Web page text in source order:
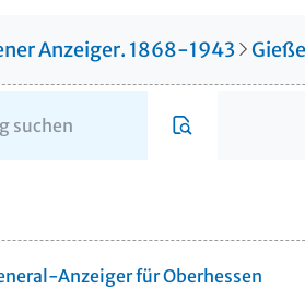
Anzeiger. 1868-1943
Anzeiger für Oberhessen